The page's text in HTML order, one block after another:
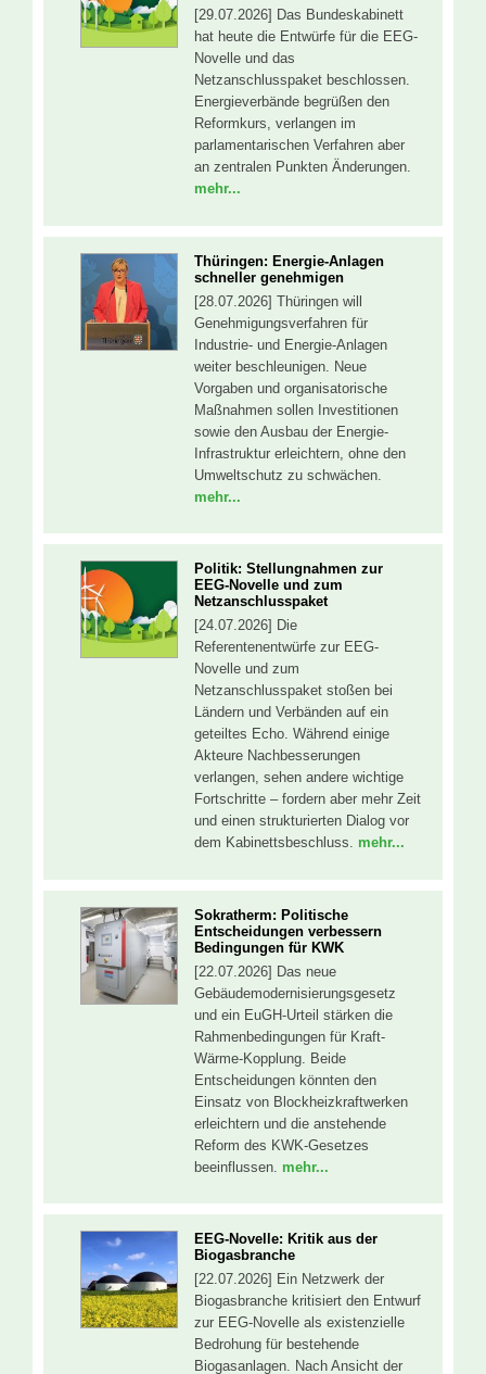
[29.07.2026] Das Bundeskabinett
hat heute die Entwürfe für die EEG-
Novelle und das
Netzanschlusspaket beschlossen.
Energieverbände begrüßen den
Reformkurs, verlangen im
parlamentarischen Verfahren aber
an zentralen Punkten Änderungen.
mehr...
Thüringen: Energie-Anlagen
schneller genehmigen
[28.07.2026] Thüringen will
Genehmigungsverfahren für
Industrie- und Energie-Anlagen
weiter beschleunigen. Neue
Vorgaben und organisatorische
Maßnahmen sollen Investitionen
sowie den Ausbau der Energie-
Infrastruktur erleichtern, ohne den
Umweltschutz zu schwächen.
mehr...
Politik: Stellungnahmen zur
EEG-Novelle und zum
Netzanschlusspaket
[24.07.2026] Die
Referentenentwürfe zur EEG-
Novelle und zum
Netzanschlusspaket stoßen bei
Ländern und Verbänden auf ein
geteiltes Echo. Während einige
Akteure Nachbesserungen
verlangen, sehen andere wichtige
Fortschritte – fordern aber mehr Zeit
und einen strukturierten Dialog vor
dem Kabinettsbeschluss. mehr...
Sokratherm: Politische
Entscheidungen verbessern
Bedingungen für KWK
[22.07.2026] Das neue
Gebäudemodernisierungsgesetz
und ein EuGH-Urteil stärken die
Rahmenbedingungen für Kraft-
Wärme-Kopplung. Beide
Entscheidungen könnten den
Einsatz von Blockheizkraftwerken
erleichtern und die anstehende
Reform des KWK-Gesetzes
beeinflussen. mehr...
EEG-Novelle: Kritik aus der
Biogasbranche
[22.07.2026] Ein Netzwerk der
Biogasbranche kritisiert den Entwurf
zur EEG-Novelle als existenzielle
Bedrohung für bestehende
Biogasanlagen. Nach Ansicht der